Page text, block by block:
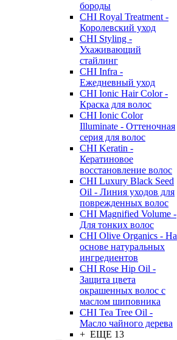
бороды
CHI Royal Treatment -
Королевский уход
CHI Styling -
Ухаживающий
стайлинг
CHI Infra -
Ежедневный уход
CHI Ionic Hair Color -
Краска для волос
CHI Ionic Color
Illuminate - Оттеночная
серия для волос
CHI Keratin -
Кератиновое
восстановление волос
CHI Luxury Black Seed
Oil - Линия уходов для
поврежденных волос
CHI Magnified Volume -
Для тонких волос
CHI Olive Organics - На
основе натуральных
ингредиентов
CHI Rose Hip Oil -
Защита цвета
окрашенных волос с
маслом шиповника
CHI Tea Tree Oil -
Масло чайного дерева
+ ЕЩЕ 13